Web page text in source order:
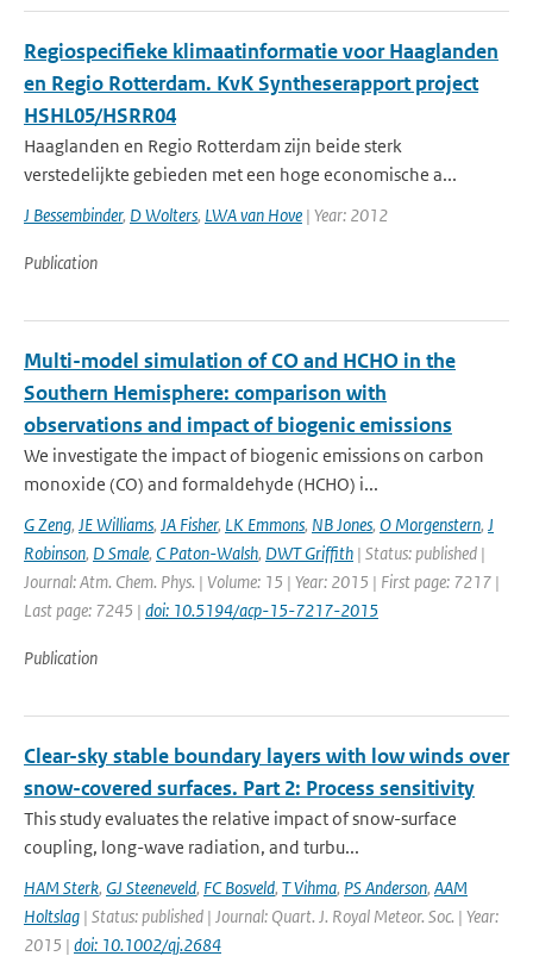
Regiospecifieke klimaatinformatie voor Haaglanden
en Regio Rotterdam. KvK Syntheserapport project
HSHL05/HSRR04
Haaglanden en Regio Rotterdam zijn beide sterk
verstedelijkte gebieden met een hoge economische a...
J Bessembinder, D Wolters, LWA van Hove | Year: 2012
Publication
Multi-model simulation of CO and HCHO in the
Southern Hemisphere: comparison with
observations and impact of biogenic emissions
We investigate the impact of biogenic emissions on carbon
monoxide (CO) and formaldehyde (HCHO) i...
G Zeng, JE Williams, JA Fisher, LK Emmons, NB Jones, O Morgenstern, J
Robinson, D Smale, C Paton-Walsh, DWT Griffith | Status: published |
Journal: Atm. Chem. Phys. | Volume: 15 | Year: 2015 | First page: 7217 |
Last page: 7245 | doi: 10.5194/acp-15-7217-2015
Publication
Clear-sky stable boundary layers with low winds over
snow-covered surfaces. Part 2: Process sensitivity
This study evaluates the relative impact of snow-surface
coupling, long-wave radiation, and turbu...
HAM Sterk, GJ Steeneveld, FC Bosveld, T Vihma, PS Anderson, AAM
Holtslag | Status: published | Journal: Quart. J. Royal Meteor. Soc. | Year:
2015 | doi: 10.1002/qj.2684